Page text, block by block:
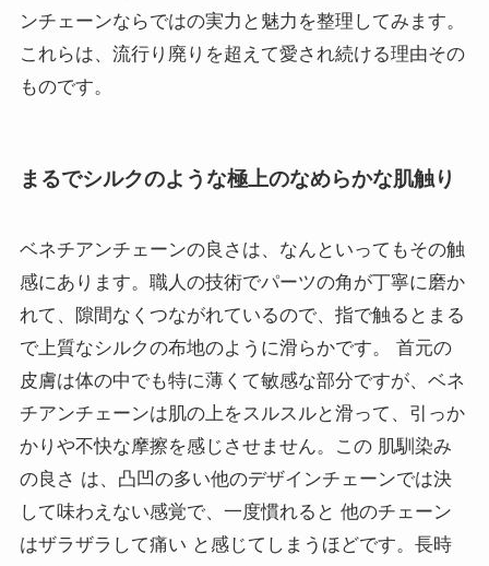
ンチェーンならではの実力と魅力を整理してみます。
これらは、流行り廃りを超えて愛され続ける理由その
ものです。
まるでシルクのような極上のなめらかな肌触り
ベネチアンチェーンの良さは、なんといってもその触
感にあります。職人の技術でパーツの角が丁寧に磨か
れて、隙間なくつながれているので、指で触るとまる
で上質なシルクの布地のように滑らかです。 首元の
皮膚は体の中でも特に薄くて敏感な部分ですが、ベネ
チアンチェーンは肌の上をスルスルと滑って、引っか
かりや不快な摩擦を感じさせません。この 肌馴染み
の良さ は、凸凹の多い他のデザインチェーンでは決
して味わえない感覚で、一度慣れると 他のチェーン
はザラザラして痛い と感じてしまうほどです。長時